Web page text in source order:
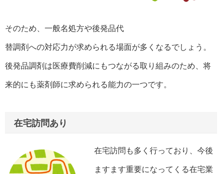
そのため、一般名処方や後発品代
替調剤への対応力が求められる場面が多くなるでしょう。
後発品調剤は医療費削減にもつながる取り組みのため、将
来的にも薬剤師に求められる能力の一つです。
在宅訪問あり
在宅訪問も多く行っており、今後
ますます重要になってくる在宅業